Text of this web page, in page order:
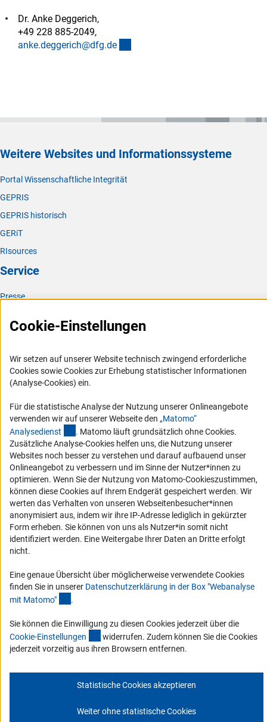
Dr. Anke Deggerich,
+49 228 885-2049,
anke.deggerich@dfg.de
Weitere Websites und Informationssysteme
Portal Wissenschaftliche Integrität
GEPRIS
GEPRIS historisch
GERiT
RIsources
Service
Presse
Karriere
RSS-Feeds
Compliance
Vergabeverfahren
Barrierefreiheit
Service und Informationen für Menschen mit Behinderungen
Erklärung zur Barrierefreiheit
Barriere melden
DFG-aktuell
Erhalten Sie Neuigkeiten aus der DFG direkt in Ihr Mailpostfach oder
schauen Sie sich die Ausgaben online an.
Zum Newsletter
Impressum Datenschutz Cookie-Einstellungen
Kontakt
Service
Cookie-Einstellungen
Wir setzen auf unserer Website technisch zwingend erforderliche
Cookies sowie Cookies zur Erhebung statistischer Informationen
(Analyse-Cookies) ein.
Für die statistische Analyse der Nutzung unserer Onlineangebote
verwenden wir auf unserer Webseite den „Matomo“
Analysedienst (externer Link)
. Matomo läuft grundsätzlich ohne Cookies.
Zusätzliche Analyse-Cookies helfen uns, die Nutzung unserer
Websites noch besser zu verstehen und darauf aufbauend unser
Onlineangebot zu verbessern und im Sinne der Nutzer*innen zu
optimieren. Wenn Sie der Nutzung von Matomo-Cookieszustimmen,
können diese Cookies auf Ihrem Endgerät gespeichert werden. Wir
werten das Verhalten von unseren Webseitenbesucher*innen
anonymisiert aus, indem wir ihre IP-Adresse lediglich in gekürzter
Form erheben. Sie können von uns als Nutzer*in somit nicht
identifiziert werden. Eine Weitergabe Ihrer Daten an Dritte erfolgt
nicht.
Eine genaue Übersicht über möglicherweise verwendete Cookies
finden Sie in unserer Datenschutzerklärung in der Box "Webanalyse
mit Matomo" .
Sie können die Einwilligung zu diesen Cookies jederzeit über die
Cookie-Einstellungen (interner Link)
widerrufen. Zudem können Sie die Cookies
jederzeit vorzeitig aus ihren Browsern entfernen.
Statistische Cookies akzeptieren
Weiter ohne statistische Cookies